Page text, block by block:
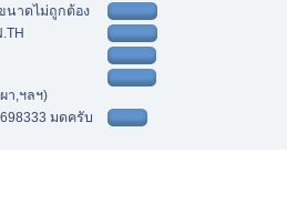
นาดไม่ถูกต้อง
า,ฯลฯ)
มดครับ